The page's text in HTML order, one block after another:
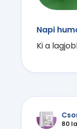
Napi
Ki a
80